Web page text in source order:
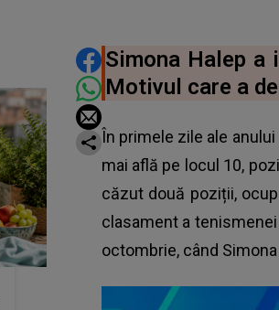
DISTRIBUIE
Simona Halep a
Motivul care a
În primele zile ale
mai află pe locul 10,
căzut două poziții,
clasament a
octombrie, când